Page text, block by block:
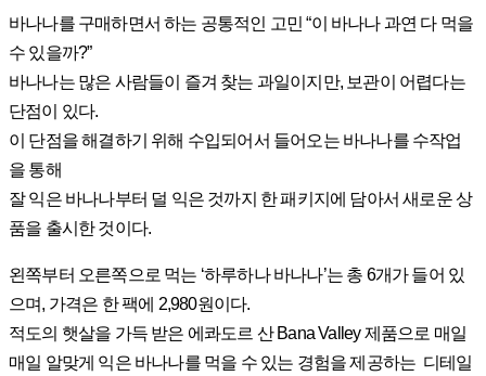
바나나를 구매하면서 하는 공통적인 고민 “이 바나나 과연 다 먹을
수 있을까?”
바나나는 많은 사람들이 즐겨 찾는 과일이지만, 보관이 어렵다는
단점이 있다.
이 단점을 해결하기 위해 수입되어서 들어오는 바나나를 수작업
을 통해
잘 익은 바나나부터 덜 익은 것까지 한 패키지에 담아서 새로운 상
품을 출시한 것이다.
왼쪽부터 오른쪽으로 먹는 ‘하루하나 바나나’는 총 6개가 들어 있
으며, 가격은 한 팩에 2,980원이다.
적도의 햇살을 가득 받은 에콰도르 산 Bana Valley 제품으로 매일
매일 알맞게 익은 바나나를 먹을 수 있는 경험을 제공하는 디테일